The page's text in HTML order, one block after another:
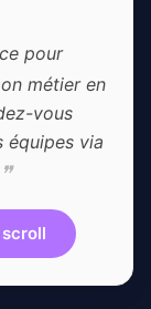
pour
métier en
vous
équipes via
❞
scroll